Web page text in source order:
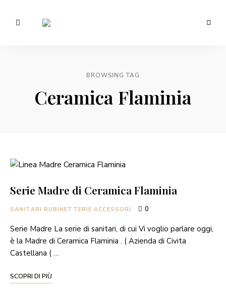
BROWSING TAG
Ceramica Flaminia
Serie Madre di Ceramica Flaminia
SANITARI RUBINETTERIE ACCESSORI 0
Serie Madre La serie di sanitari, di cui Vi voglio parlare oggi,
è la Madre di Ceramica Flaminia . ( Azienda di Civita
Castellana ( …
SCOPRI DI PIÙ